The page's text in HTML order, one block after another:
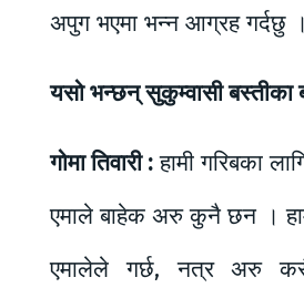
अपुग भएमा भन्न आग्रह गर्दछु
यसो भन्छन् सुकुम्वासी बस्तीका
गोमा तिवारी :हामी गरिबका
एमाले बाहेक अरु कुनै छन ।
एमालेले गर्छ, नत्र अरु